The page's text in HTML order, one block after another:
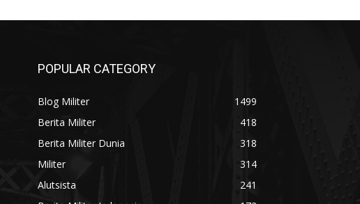
POPULAR CATEGORY
Blog Militer
1499
Berita Militer
418
Berita Militer Dunia
318
Militer
314
Alutsista
241